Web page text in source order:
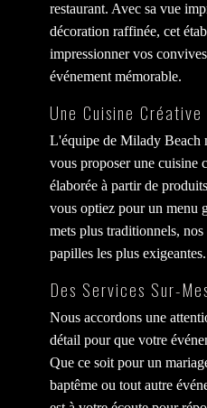
restaurant. Avec sa vue
décoration raffinée, cet
impressionner vos
événement mémorable.
Une Cuisine
L'équipe de Milady Beach
vous proposer une cuisine
élaborée à partir de
vous optiez pour un menu
mets plus traditionnels,
papilles les plus exigeantes.
Des Services Sur-
Nous accordons une
détail pour que votre
Que ce soit pour un
baptême ou tout autre